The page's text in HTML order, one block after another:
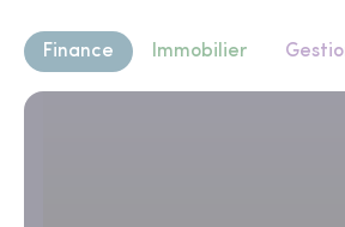
Finance Immobilier